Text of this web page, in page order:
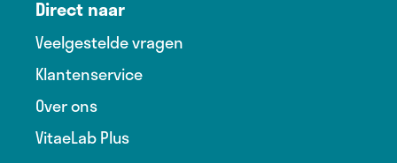
Direct naar
Veelgestelde vragen
Klantenservice
Over ons
VitaeLab Plus